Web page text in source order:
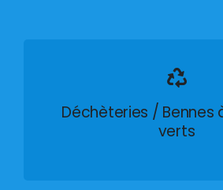
Déchèteries / Bennes
verts